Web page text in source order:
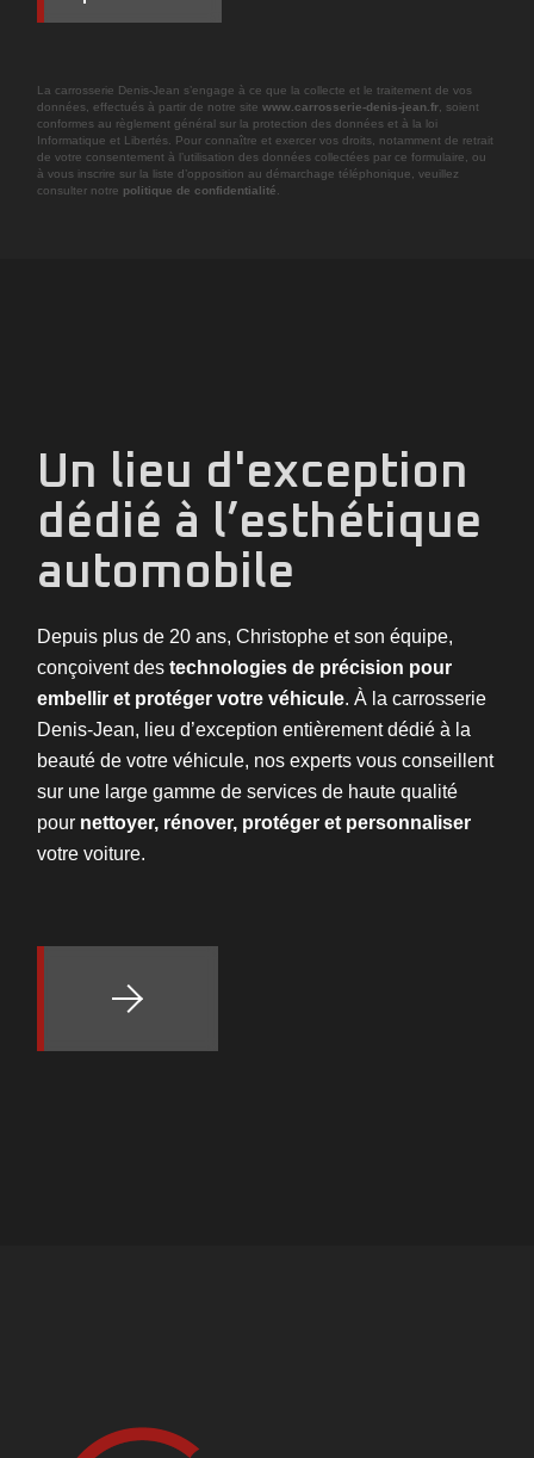
La carrosserie Denis-Jean s’engage à ce que la collecte et le traitement de vos
données, effectués à partir de notre sitewww.carrosserie-denis-jean.fr , soient
conformes au règlement général sur la protection des données et à la loi
Informatique et Libertés. Pour connaître et exercer vos droits, notamment de retrait
de votre consentement à l’utilisation des données collectées par ce formulaire, ou
à vous inscrire sur la liste d’opposition au démarchage téléphonique, veuillez
consulter notre politique de confidentialité
Un lieu d'exception
dédié à l’esthétique
automobile
Depuis plus de 20 ans, Christophe et son équipe,
conçoivent destechnologies de précision pour
embellir et protéger votre véhicule. À la carrosserie
Denis-Jean, lieu d’exception entièrement dédié à la
beauté de votre véhicule, nos experts vous conseillent
sur une large gamme de services de haute qualité
pour nettoyer, rénover, protéger et personnaliser
votre voiture.